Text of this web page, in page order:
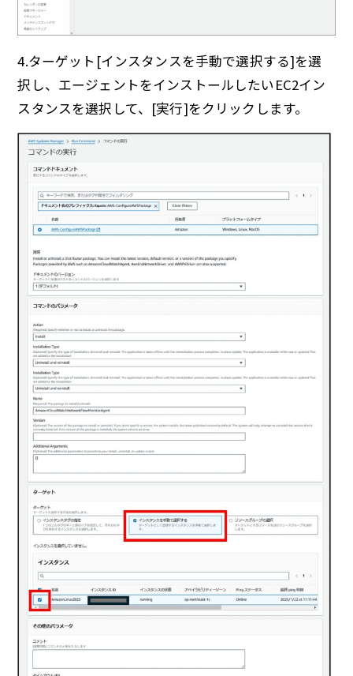
4.ターゲット[インスタンスを手動で選択する]を選
択し、エージェントをインストールしたいEC2イン
スタンスを選択して、[実行]をクリックします。